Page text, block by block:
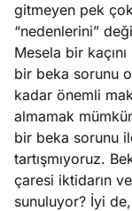
Ağustos
5, 2026
stok
caiz
gitmeyen pek
“nedenlerini”
Mesela bir
bir beka sorunu
kadar önemli
almamak
bir beka sorunu
tartışmıyoruz.
çaresi iktidarın
sunuluyor? İyi